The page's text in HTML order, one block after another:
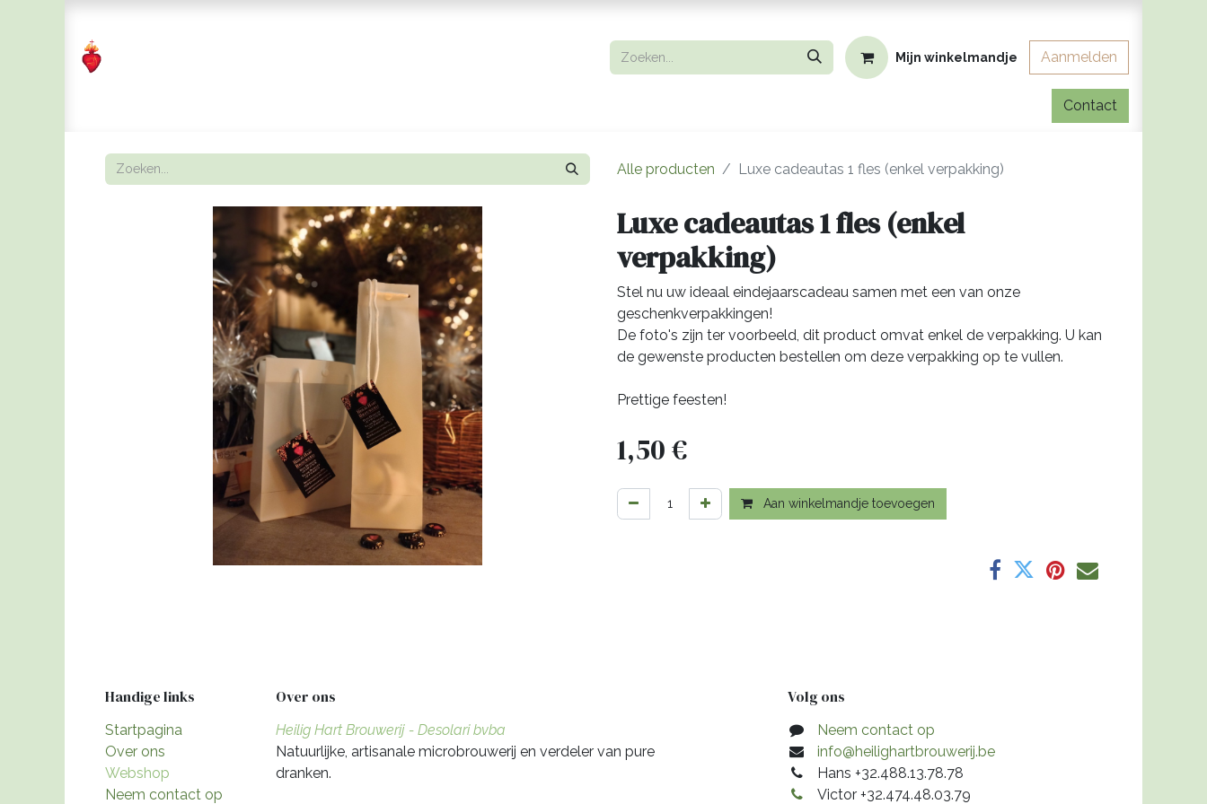
Mijn winkelmandje Aanmelden
Contact
Alle producten Luxe cadeautas 1 fles (enkel verpakking)
Luxe cadeautas 1 fles (enkel
verpakking)
Stel nu uw ideaal eindejaarscadeau samen met een van onze
geschenkverpakkingen!
De foto's zijn ter voorbeeld, dit product omvat enkel de verpakking. U kan
de gewenste producten bestellen om deze verpakking op te vullen.
Prettige feesten!
1,50€
Aan winkelmandje toevoegen
Handige links
Startpagina
Over ons
Webshop
Neem contact op
Over ons
Heilig Hart Brouwerij - Desolari bvba
Natuurlijke, artisanale microbrouwerij en verdeler van pure
dranken.
Volg ons
Neem contact op
info@heilighartbrouwerij.be
Hans +32.488.13.78.78
Victor +32.474.48.03.79